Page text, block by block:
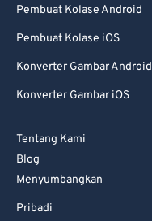
Pembuat Kolase Android
Pembuat Kolase iOS
Konverter Gambar Android
Konverter Gambar iOS
Tentang Kami
Blog
Menyumbangkan
Pribadi